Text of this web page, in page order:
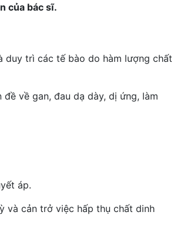
của bác sĩ.
duy trì các tế bào do hàm lượng chất
đề về gan, đau dạ dày, dị ứng, làm
áp.
và cản trở việc hấp thụ chất dinh